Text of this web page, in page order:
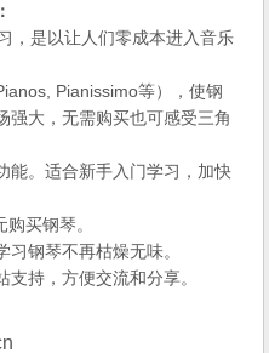
，是以让人们零成本进入音乐
Pianissimo等），使钢
强大，无需购买也可感受三角
能。适合新手入门学习，加快
买钢琴。
钢琴不再枯燥无味。
持，方便交流和分享。